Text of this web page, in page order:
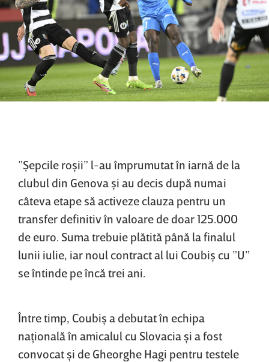
”Şepcile roşii” l-au împrumutat în iarnă de la
clubul din Genova şi au decis după numai
câteva etape să activeze clauza pentru un
transfer definitiv în valoare de doar 125.000
de euro. Suma trebuie plătită până la finalul
lunii iulie, iar noul contract al lui Coubiş cu ”U”
se întinde pe încă trei ani.
Între timp, Coubiş a debutat în echipa
naţională în amicalul cu Slovacia şi a fost
convocat şi de Gheorghe Hagi pentru testele